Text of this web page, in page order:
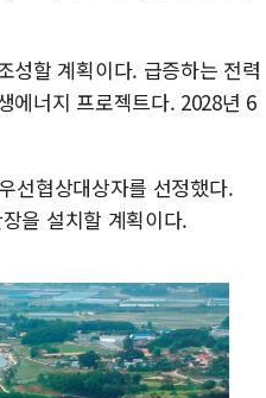
성할 계획이다. 급증하는 전력
에너지 프로젝트다. 2028년 6
선협상대상자를 선정했다.
을 설치할 계획이다.